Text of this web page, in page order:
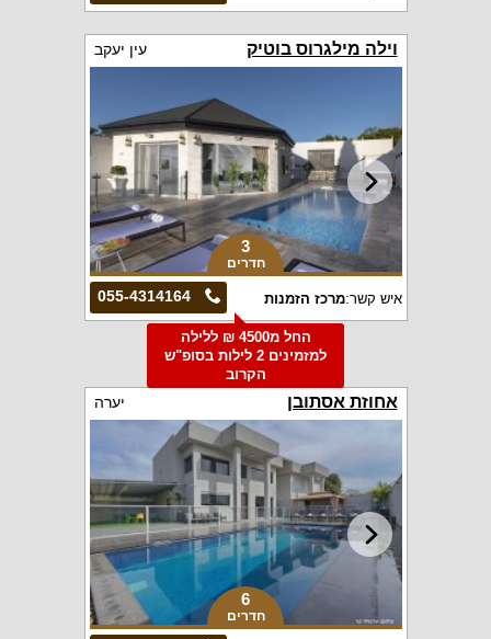
וילה מילגרוס בוטיק עין יעקב
3
חדרים
055-4314164 איש קשר:מרכז הזמנות
החל מ4500 ₪ ללילה
למזמינים 2 לילות בסופ"ש
הקרוב
אחוזת אסתובן יערה
6
חדרים